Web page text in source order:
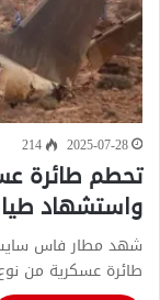
2025-07-28
214
تحطم طائرة
واستشهاد
شهد مطار فاس سايس،
طائرة عسكرية من